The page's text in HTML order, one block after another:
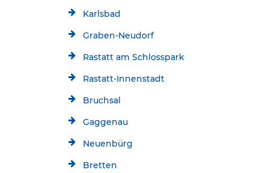
Karlsbad
Graben-Neudorf
Rastatt am Schlosspark
Rastatt-Innenstadt
Bruchsal
Gaggenau
Neuenbürg
Bretten